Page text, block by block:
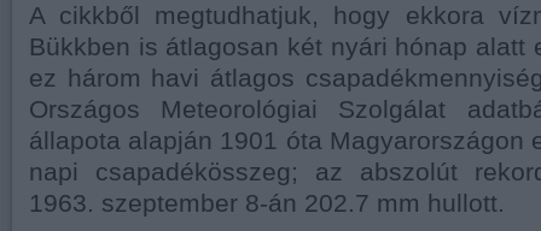
A cikkből megtudhatjuk, hogy ekkora
Bükkben is átlagosan két nyári hónap alatt
ez három havi átlagos
Országos Meteorológiai Szolgálat
állapota alapján 1901 óta Magyarországon
napi csapadékösszeg; az abszolút
1963. szeptember 8-án 202.7 mm hullott.